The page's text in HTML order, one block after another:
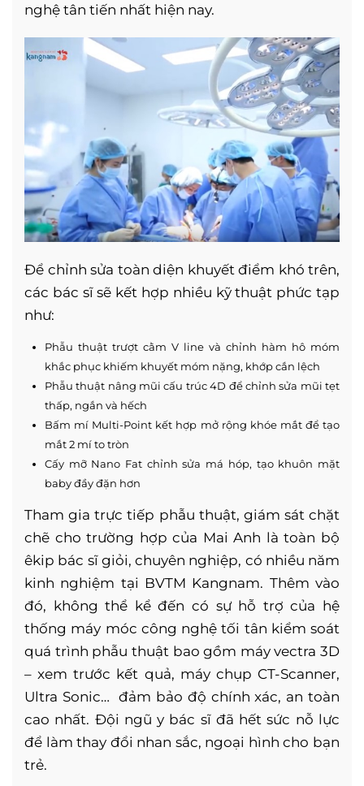
nghệ tân tiến nhất hiện nay.
Để chỉnh sửa toàn diện khuyết điểm khó trên,
các bác sĩ sẽ kết hợp nhiều kỹ thuật phức tạp
như:
Phẫu thuật trượt cằm V line và chỉnh hàm hô móm
khắc phục khiếm khuyết móm nặng, khớp cắn lệch
Phẫu thuật nâng mũi cấu trúc 4D để chỉnh sửa mũi tẹt
thấp, ngắn và hếch
Bấm mí Multi-Point kết hợp mở rộng khóe mắt để tạo
mắt 2 mí to tròn
Cấy mỡ Nano Fat chỉnh sửa má hóp, tạo khuôn mặt
baby đầy đặn hơn
Tham gia trực tiếp phẫu thuật, giám sát chặt
chẽ cho trường hợp của Mai Anh là toàn bộ
êkip bác sĩ giỏi, chuyên nghiệp, có nhiều năm
kinh nghiệm tại BVTM Kangnam. Thêm vào
đó, không thể kể đến có sự hỗ trợ của hệ
thống máy móc công nghệ tối tân kiểm soát
quá trình phẫu thuật bao gồm máy vectra 3D
– xem trước kết quả, máy chụp CT-Scanner,
Ultra Sonic… đảm bảo độ chính xác, an toàn
cao nhất. Đội ngũ y bác sĩ đã hết sức nỗ lực
để làm thay đổi nhan sắc, ngoại hình cho bạn
trẻ.